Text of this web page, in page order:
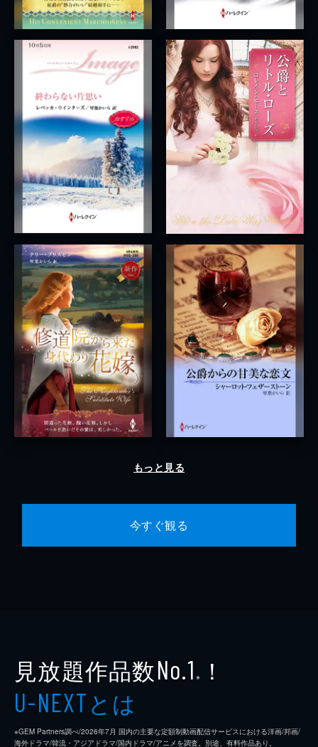
もっと見る
今すぐ観る
見放題作品数No.1 ※ ！
U-NEXTとは
※GEM Partners調べ/2026年7⽉ 国内の主要な定額制動画配信サービスにおける洋画/邦画/
海外ドラマ/韓流・アジアドラマ/国内ドラマ/アニメを調査。別途、有料作品あり。